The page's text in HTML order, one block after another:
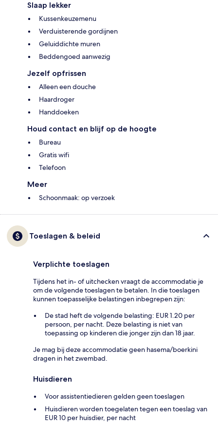
Slaap lekker
Kussenkeuzemenu
Verduisterende gordijnen
Geluiddichte muren
Beddengoed aanwezig
Jezelf opfrissen
Alleen een douche
Haardroger
Handdoeken
Houd contact en blijf op de hoogte
Bureau
Gratis wifi
Telefoon
Meer
Schoonmaak: op verzoek
Toeslagen & beleid
Verplichte toeslagen
Tijdens het in- of uitchecken vraagt de accommodatie je
om de volgende toeslagen te betalen. In die toeslagen
kunnen toepasselijke belastingen inbegrepen zijn:
De stad heft de volgende belasting: EUR 1.20 per
persoon, per nacht. Deze belasting is niet van
toepassing op kinderen die jonger zijn dan 18 jaar.
Je mag bij deze accommodatie geen hasema/boerkini
dragen in het zwembad.
Huisdieren
Voor assistentiedieren gelden geen toeslagen
Huisdieren worden toegelaten tegen een toeslag van
EUR 10 per huisdier, per nacht